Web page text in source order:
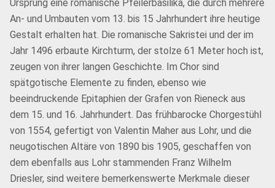
Ursprung eine romanische Pfeilerbasilika, die durch mehrere
An- und Umbauten vom 13. bis 15 Jahrhundert ihre heutige
Gestalt erhalten hat. Die romanische Sakristei und der im
Jahr 1496 erbaute Kirchturm, der stolze 61 Meter hoch ist,
zeugen von ihrer langen Geschichte. Im Chor sind
spätgotische Elemente zu finden, ebenso wie
beeindruckende Epitaphien der Grafen von Rieneck aus
dem 15. und 16. Jahrhundert. Das frühbarocke Chorgestühl
von 1554, gefertigt von Valentin Maher aus Lohr, und die
neugotischen Altäre von 1890 bis 1905, geschaffen von
dem ebenfalls aus Lohr stammenden Franz Wilhelm
Driesler, sind weitere bemerkenswerte Merkmale dieser